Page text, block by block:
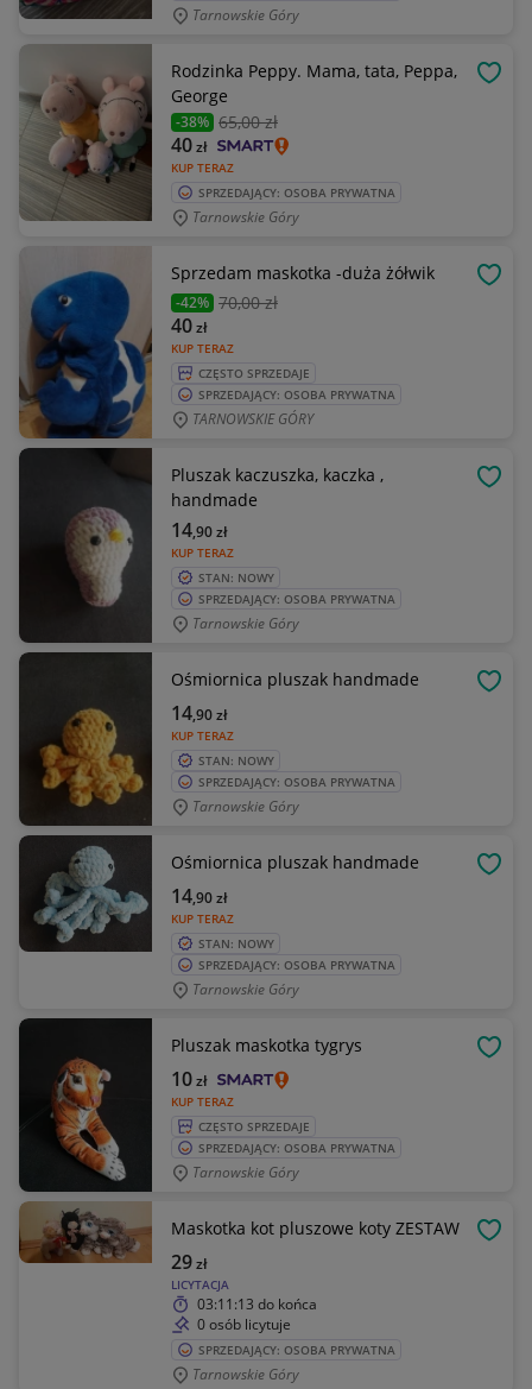
Tarnowskie Góry
Rodzinka Peppy. Mama, tata, Peppa,
George
-38% 65,00 zł
KUP TERAZ
40zł
SPRZEDAJĄCY: OSOBA PRYWATNA
Tarnowskie Góry
Sprzedam maskotka -duża żółwik
-42% 70,00 zł
KUP TERAZ
40zł
CZĘSTO SPRZEDAJE
SPRZEDAJĄCY: OSOBA PRYWATNA
TARNOWSKIE GÓRY
Pluszak kaczuszka, kaczka ,
handmade
KUP TERAZ
14,90zł
STAN: NOWY
SPRZEDAJĄCY: OSOBA PRYWATNA
Tarnowskie Góry
Ośmiornica pluszak handmade
KUP TERAZ
14,90zł
STAN: NOWY
SPRZEDAJĄCY: OSOBA PRYWATNA
Tarnowskie Góry
Ośmiornica pluszak handmade
KUP TERAZ
14,90zł
STAN: NOWY
SPRZEDAJĄCY: OSOBA PRYWATNA
Tarnowskie Góry
Pluszak maskotka tygrys
KUP TERAZ
10zł
CZĘSTO SPRZEDAJE
SPRZEDAJĄCY: OSOBA PRYWATNA
Tarnowskie Góry
Maskotka kot pluszowe koty ZESTAW
LICYTACJA
29zł
03:11:13 do końca
0 osób licytuje
SPRZEDAJĄCY: OSOBA PRYWATNA
Tarnowskie Góry